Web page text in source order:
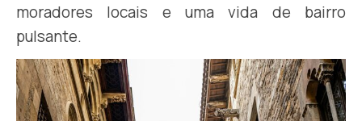
moradores locais e uma vida de bairro
pulsante.